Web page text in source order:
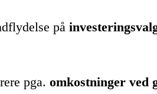
på
pga. omkostninger ved